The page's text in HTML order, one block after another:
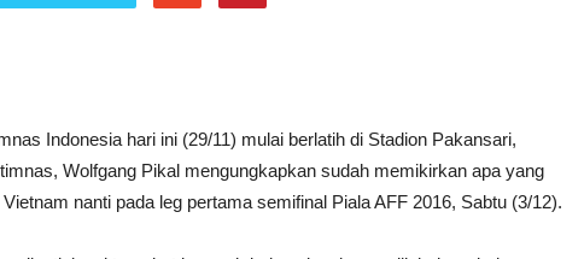
Indonesia hari ini (29/11) mulai berlatih di Stadion Pakansari,
Wolfgang Pikal mengungkapkan sudah memikirkan apa yang
nanti pada leg pertama semifinal Piala AFF 2016, Sabtu (3/12).